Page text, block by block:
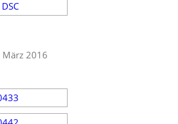
März 2016